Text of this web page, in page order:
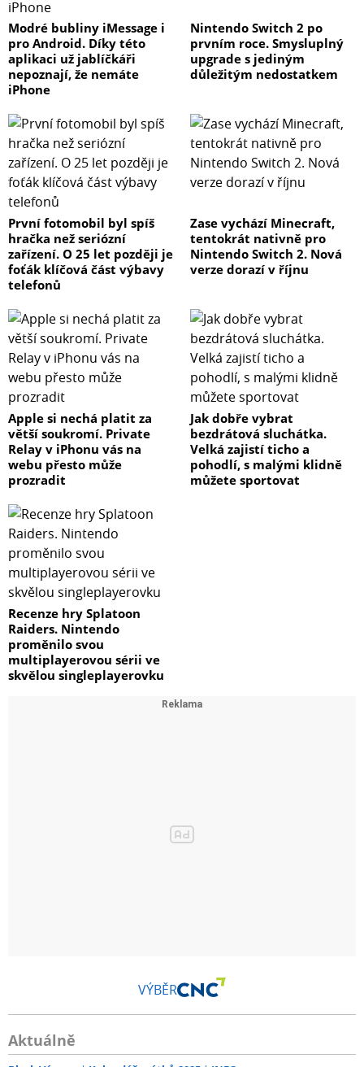
Modré bubliny iMessage i
pro Android. Díky této
aplikaci už jablíčkáři
nepoznají, že nemáte
iPhone
Nintendo Switch 2 po
prvním roce. Smysluplný
upgrade s jediným
důležitým nedostatkem
První fotomobil byl spíš
hračka než seriózní
zařízení. O 25 let později je
foťák klíčová část výbavy
telefonů
Zase vychází Minecraft,
tentokrát nativně pro
Nintendo Switch 2. Nová
verze dorazí v říjnu
Apple si nechá platit za
větší soukromí. Private
Relay v iPhonu vás na
webu přesto může
prozradit
Jak dobře vybrat
bezdrátová sluchátka.
Velká zajistí ticho a
pohodlí, s malými klidně
můžete sportovat
Recenze hry Splatoon
Raiders. Nintendo
proměnilo svou
multiplayerovou sérii ve
skvělou singleplayerovku
VÝBĚR
Aktuálně